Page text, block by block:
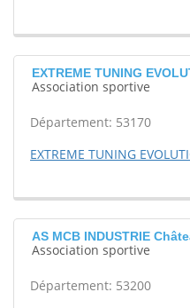
EXTREME TUNING
Association sportive
Département: 53170
EXTREME TUNING
AS MCB INDUSTRIE
Association sportive
Département: 53200